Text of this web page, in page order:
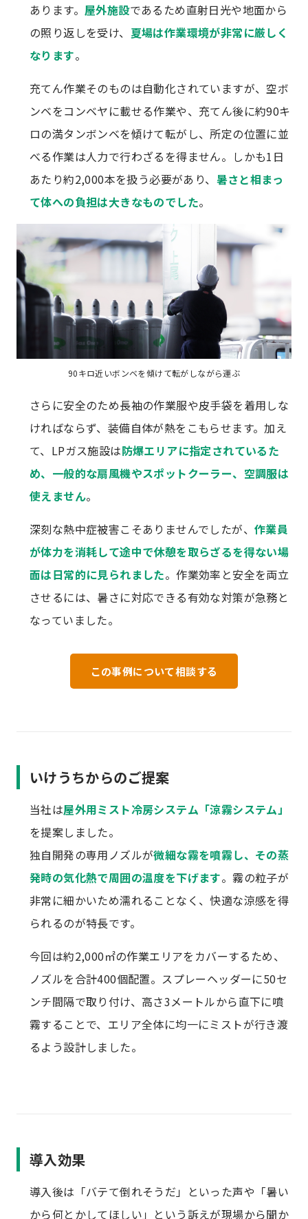
あります。屋外施設であるため直射日光や地面から
の照り返しを受け、 夏場は作業環境が非常に厳しく
なります。
充てん作業そのものは自動化されていますが、空ボ
ンベをコンベヤに載せる作業や、充てん後に約90キ
ロの満タンボンベを傾けて転がし、所定の位置に並
べる作業は人力で行わざるを得ません。しかも1日
あたり約2,000本を扱う必要があり、 暑さと相まっ
て体への負担は大きなものでした。
90キロ近いボンベを傾けて転がしながら運ぶ
さらに安全のため長袖の作業服や皮手袋を着用しな
ければならず、装備自体が熱をこもらせます。加え
て、LPガス施設は防爆エリアに指定されているた
め、一般的な扇風機やスポットクーラー、空調服は
使えません。
深刻な熱中症被害こそありませんでしたが、作業員
が体力を消耗して途中で休憩を取らざるを得ない場
面は日常的に見られました。作業効率と安全を両立
させるには、暑さに対応できる有効な対策が急務と
なっていました。
この事例について相談する
いけうちからのご提案
当社は屋外用ミスト冷房システム「涼霧システム」
を提案しました。
独自開発の専用ノズルが微細な霧を噴霧し、その蒸
発時の気化熱で周囲の温度を下げます。霧の粒子が
非常に細かいため濡れることなく、快適な涼感を得
られるのが特長です。
今回は約2,000㎡の作業エリアをカバーするため、
ノズルを合計400個配置。スプレーヘッダーに50セ
ンチ間隔で取り付け、高さ3メートルから直下に噴
霧することで、エリア全体に均一にミストが行き渡
るよう設計しました。
導入効果
導入後は「バテて倒れそうだ」といった声や「暑い
から何とかしてほしい」という訴えが現場から聞か